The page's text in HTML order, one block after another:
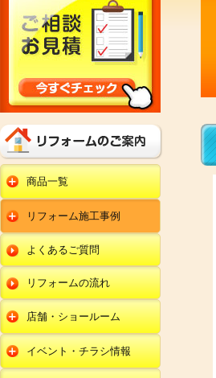
商品一覧
水回りリフォーム
キッチンリフォーム
ユニットバスリフォー
ム
トイレリフォーム
洗面化粧台リフォー
ム
オール電化セット
エコキュート
給湯器
エクステリア
外壁塗装
内装リフォーム
リフォーム施工事例
キッチン
ユニットバス
トイレ
洗面化粧台
エクステリア
よくあるご質問
リフォームの流れ
店舗・ショールーム
田鶴浜店
金沢野々市店
イベント・チラシ情報
田鶴浜店